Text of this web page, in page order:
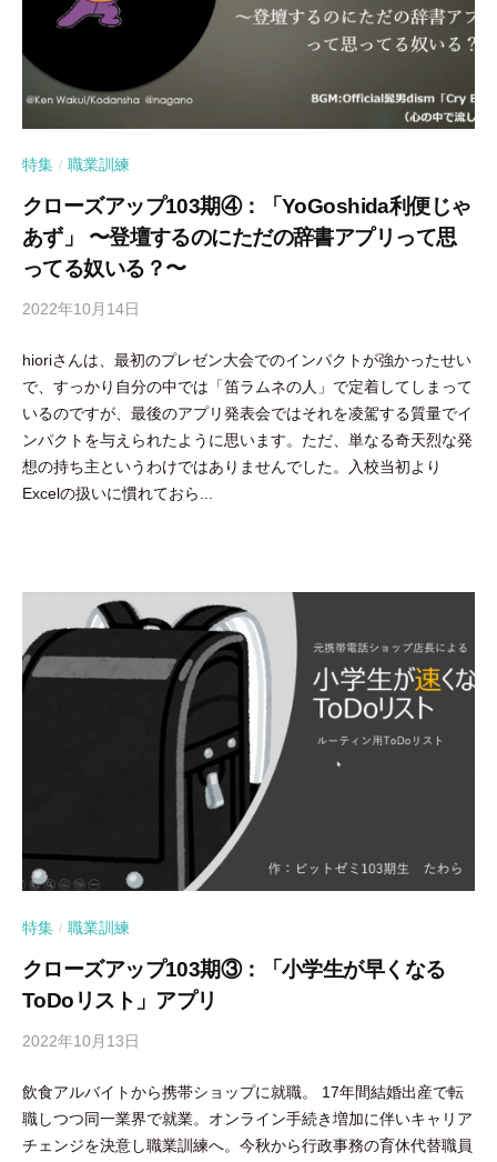
特集 / 職業訓練
クローズアップ103期④：「YoGoshida利便じゃ
あず」 〜登壇するのにただの辞書アプリって思
ってる奴いる？〜
2022年10月14日
隅
田
智
尋
hioriさんは、最初のプレゼン大会でのインパクトが強かったせい
で、すっかり自分の中では「笛ラムネの人」で定着してしまって
いるのですが、最後のアプリ発表会ではそれを凌駕する質量でイ
ンパクトを与えられたように思います。ただ、単なる奇天烈な発
想の持ち主というわけではありませんでした。入校当初より
Excelの扱いに慣れておら...
特集 / 職業訓練
クローズアップ103期③：「小学生が早くなる
ToDoリスト」アプリ
2022年10月13日
隅
田
智
飲食アルバイトから携帯ショップに就職。 17年間結婚出産で転
職しつつ同一業界で就業。オンライン手続き増加に伴いキャリア
チェンジを決意し職業訓練へ。今秋から行政事務の育休代替職員